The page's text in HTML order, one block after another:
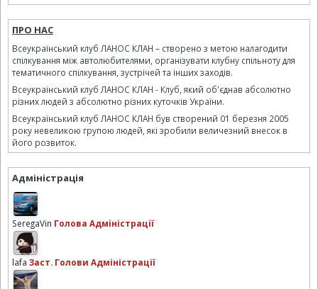
ПРО НАС
Всеукраїнський клуб ЛАНОС КЛАН – створено з метою налагодити
спілкування між автолюбителями, організувати клубну спільноту для
тематичного спілкування, зустрічей та інших заходів.
Всеукраїнський клуб ЛАНОС КЛАН - Клуб, який об'єднав абсолютно
різних людей з абсолютно різних куточків України.
Всеукраїнський клуб ЛАНОС КЛАН був створений 01 березня 2005
року невеликою групою людей, які зробили величезний внесок в
його розвиток.
Адміністрація
SeregaVin Голова Адміністрації
lafa Заст. Голови Адміністрації